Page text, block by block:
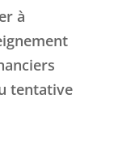
à
tentative